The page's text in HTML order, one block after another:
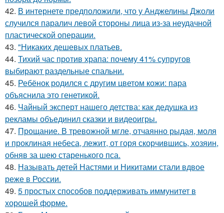
42. В интернете предположили, что у Анджелины Джоли
случился паралич левой стороны лица из-за неудачной
пластической операции.
43. "Никаких дешевых платьев.
44. Тихий час против храпа: почему 41% супругов
выбирают раздельные спальни.
45. Ребёнок родился с другим цветом кожи: пара
объяснила это генетикой.
46. Чайный эксперт нашего детства: как дедушка из
рекламы объединил сказки и видеоигры.
47. Прощание. В тревожной мгле, отчаянно рыдая, моля
и проклиная небеса, лежит, от горя скорчившись, хозяин,
обняв за шею старенького пса.
48. Называть детей Настями и Никитами стали вдвое
реже в России.
49. 5 простых способов поддерживать иммунитет в
хорошей форме.